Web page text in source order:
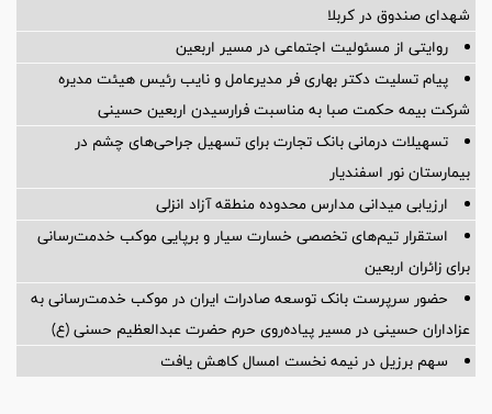
شهدای صندوق در کربلا
روایتی از مسئولیت اجتماعی در مسیر اربعین
پیام تسلیت دکتر بهاری فر مدیرعامل و نایب رئیس هیئت مدیره
شرکت بیمه حکمت صبا به مناسبت فرارسیدن اربعین حسینی
تسهیلات درمانی بانک تجارت برای تسهیل جراحی‌های چشم در
بیمارستان نور اسفندیار
ارزیابی میدانی مدارس محدوده منطقه آزاد انزلی
استقرار تیم‌های تخصصی خسارت سیار و برپایی موکب خدمت‌رسانی
برای زائران اربعین
حضور سرپرست بانک توسعه صادرات ایران در موکب خدمت‌رسانی به
عزاداران حسینی در مسیر پیاده‌روی حرم حضرت عبدالعظیم حسنی (ع)
سهم برزیل در نیمه نخست امسال کاهش یافت